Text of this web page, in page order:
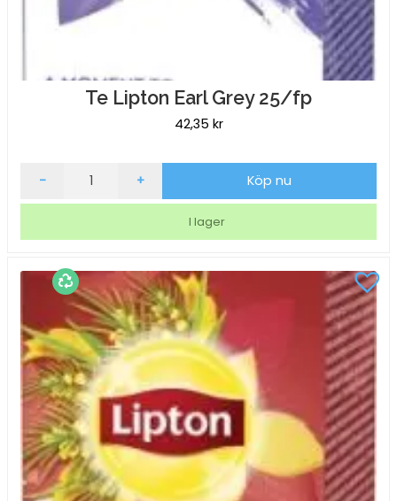
Te Lipton Earl Grey 25/fp
42,35 kr
Te
mängd
- + Köp nu
I lager